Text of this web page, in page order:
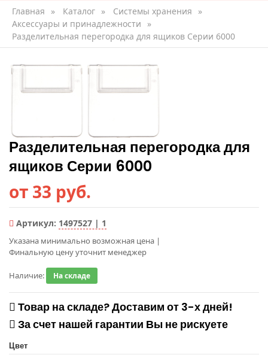
Главная » Каталог » Системы хранения
»
Аксессуары и принадлежности
»
Разделительная перегородка для ящиков Серии 6000
Разделительная перегородка для
ящиков Серии 6000
от 33 руб.
Артикул: 1497527 | 1
Указана минимально возможная цена |
Финальную цену уточнит менеджер
Наличие: На складе
Товар на складе? Доставим от 3-х дней!
За счет нашей гарантии Вы не рискуете
Цвет